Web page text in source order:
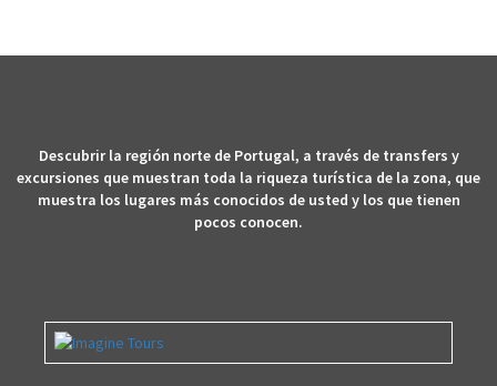
Descubrir la región norte de Portugal, a través de transfers y
excursiones que muestran toda la riqueza turística de la zona, que
muestra los lugares más conocidos de usted y los que tienen
pocos conocen.